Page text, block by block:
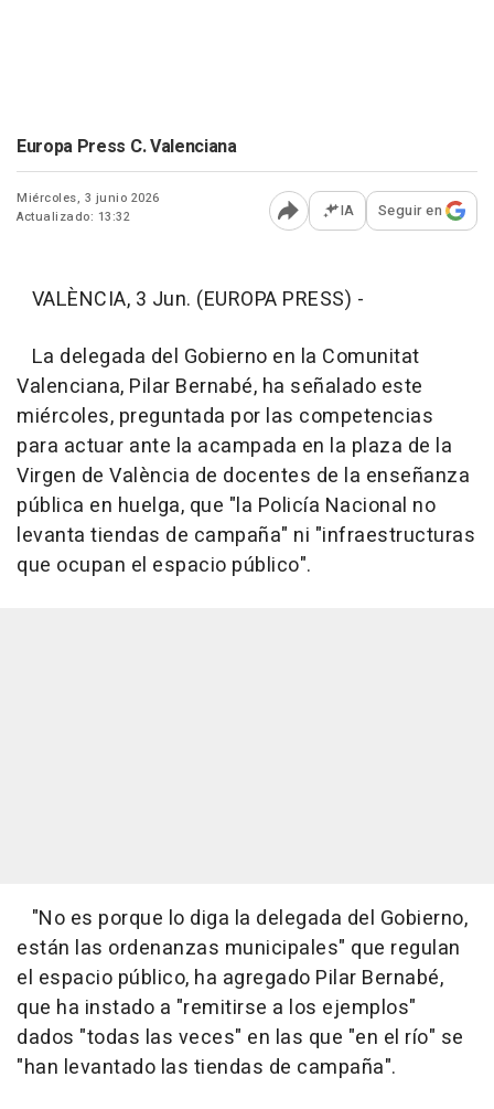
Europa Press C. Valenciana
Miércoles, 3 junio 2026
Actualizado: 13:32
Abrir opciones para
IA Seguir en
VALÈNCIA, 3 Jun. (EUROPA PRESS) -
La delegada del Gobierno en la Comunitat
Valenciana, Pilar Bernabé, ha señalado este
miércoles, preguntada por las competencias
para actuar ante la acampada en la plaza de la
Virgen de València de docentes de la enseñanza
pública en huelga, que "la Policía Nacional no
levanta tiendas de campaña" ni "infraestructuras
que ocupan el espacio público".
"No es porque lo diga la delegada del Gobierno,
están las ordenanzas municipales" que regulan
el espacio público, ha agregado Pilar Bernabé,
que ha instado a "remitirse a los ejemplos"
dados "todas las veces" en las que "en el río" se
"han levantado las tiendas de campaña".